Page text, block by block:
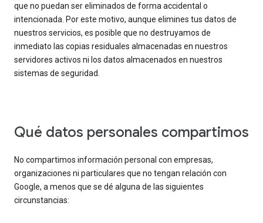
que no puedan ser eliminados de forma accidental o
intencionada. Por este motivo, aunque elimines tus datos de
nuestros servicios, es posible que no destruyamos de
inmediato las copias residuales almacenadas en nuestros
servidores activos ni los datos almacenados en nuestros
sistemas de seguridad.
Qué datos personales compartimos
No compartimos información personal con empresas,
organizaciones ni particulares que no tengan relación con
Google, a menos que se dé alguna de las siguientes
circunstancias: